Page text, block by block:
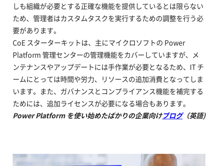
しも組織が必要とする正確な機能を提供しているとは限らない
ため、管理者はカスタムタスクを実行するための調整を行う必
要があります。
CoE スターターキットは、主にマイクロソフトの Power
Platform 管理センターの管理機能をカバーしていますが、メ
ンテナンスやアップデートには手作業が必要となるため、IT チ
ームにとっては時間や労力、リソースの追加消費となってしま
います。また、ガバナンスとコンプライアンス機能を補完する
ためには、追加ライセンスが必要になる場合もあります。
Power Platform を使い始めたばかりの企業向けブログ（英語)